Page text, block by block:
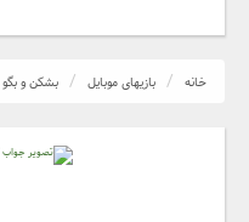
خانه بازیهای موبایل بشکن و بگو